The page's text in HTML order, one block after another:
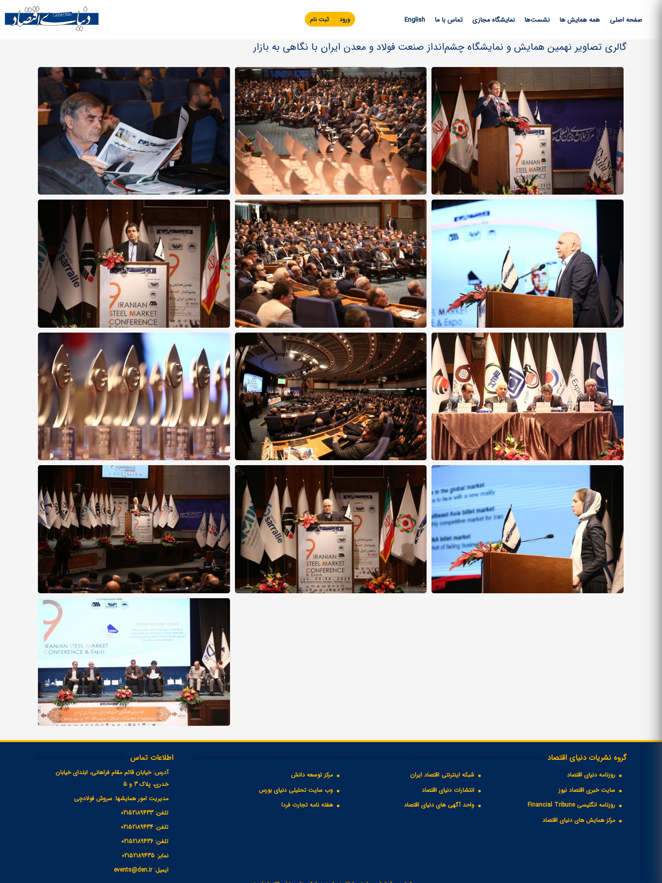
صفحه اصلی همه همایش ها نشست‌ها نمایشگاه مجازی تماس با ما English ورود ثبت نام
گالری تصاویر نهمین همایش و نمایشگاه چشم‌انداز صنعت فولاد و معدن ایران با نگاهی به بازار
گروه نشریات دنیای اقتصاد
روزنامه دنیای اقتصاد شبکه اینترنتی اقتصاد ایران
مرکز توسعه دانش
سایت خبری اقتصاد نیوز
انتشارات دنیای اقتصاد
وب سایت تحلیلی دنیای بورس
روزنامه انگلیسی Financial Tribune
واحد آگهی های دنیای اقتصاد
هفته نامه تجارت فردا
مرکز همایش های دنیای اقتصاد
اطلاعات تماس
آدرس: خیابان قائم مقام فراهانی، ابتدای خیابان
خدری، پلاک 3 و 5
مدیریت امور همایشها: سروش فولادچی
تلفن: 02152189433
تلفن: 02152189434
تلفن: 02152189436
نمابر: 02152189435
ایمیل:events@den.ir